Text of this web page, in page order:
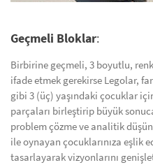
Geçmeli Bloklar:
Birbirine geçmeli, 3 boyutlu,
ifade etmek gerekirse Legolar,
gibi 3 (üç) yaşındaki çocuklar
parçaları birleştirip büyük
problem çözme ve analitik
ile oynayan çocuklarınıza eşlik
tasarlayarak vizyonlarını